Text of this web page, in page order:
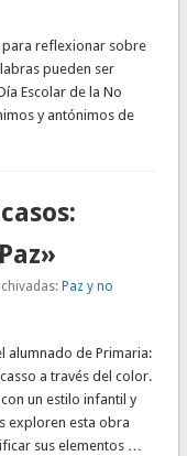
para reflexionar sobre
pueden ser
Escolar de la No
y antónimos de
Paz y no
alumnado de Primaria:
a través del color.
un estilo infantil y
exploren esta obra
sus elementos …